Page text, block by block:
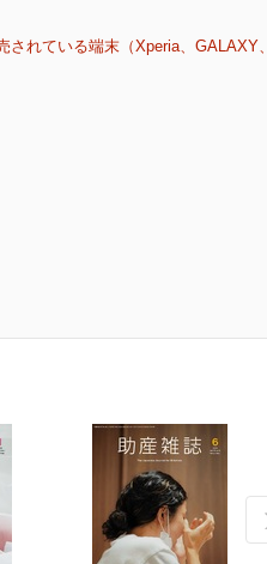
れている端末（Xperia、GALAXY、